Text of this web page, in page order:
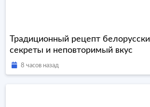
Традиционный рецепт
секреты и неповторимый вкус
8 часов назад